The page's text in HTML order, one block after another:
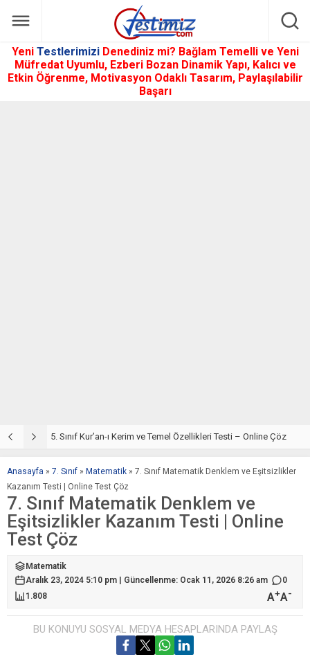
Yeni Testlerimizi Denediniz mi? Bağlam Temelli ve Yeni
Müfredat Uyumlu, Ezberi Bozan Dinamik Yapı, Kalıcı ve
Etkin Öğrenme, Motivasyon Odaklı Tasarım, Paylaşılabilir
Başarı
5. Sınıf Kur’an-ı Kerim ve Temel Özellikleri Testi – Online Çöz
Anasayfa » 7. Sınıf » Matematik » 7. Sınıf Matematik Denklem ve Eşitsizlikler
Kazanım Testi | Online Test Çöz
7. Sınıf Matematik Denklem ve
Eşitsizlikler Kazanım Testi | Online
Test Çöz
Matematik
Aralık 23, 2024 5:10 pm | Güncellenme: Ocak 11, 2026 8:26 am
0
1.808
A+A-
BU KONUYU SOSYAL MEDYA HESAPLARINDA PAYLAŞ